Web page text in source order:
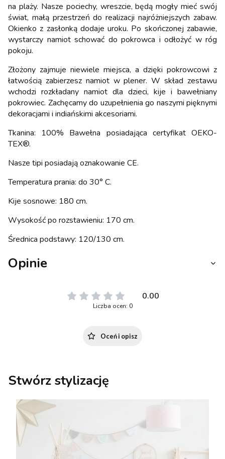
na plaży. Nasze pociechy, wreszcie, będą mogły mieć swój
świat, małą przestrzeń do realizacji najróżniejszych zabaw.
Okienko z zasłonką dodaje uroku. Po skończonej zabawie,
wystarczy namiot schować do pokrowca i odłożyć w róg
pokoju.
Złożony zajmuje niewiele miejsca, a dzięki pokrowcowi z
łatwością zabierzesz namiot w plener. W skład zestawu
wchodzi rozkładany namiot dla dzieci, kije i bawełniany
pokrowiec. Zachęcamy do uzupełnienia go naszymi pięknymi
dekoracjami i indiańskimi akcesoriami.
Tkanina: 100% Bawełna posiadająca certyfikat OEKO-
TEX®.
Nasze tipi posiadają oznakowanie CE.
Temperatura prania: do 30° C.
Kije sosnowe: 180 cm.
Wysokość po rozstawieniu: 170 cm.
Średnica podstawy: 120/130 cm.
Opinie
0.00
Liczba ocen: 0
Oceń i opisz
Stwórz stylizację